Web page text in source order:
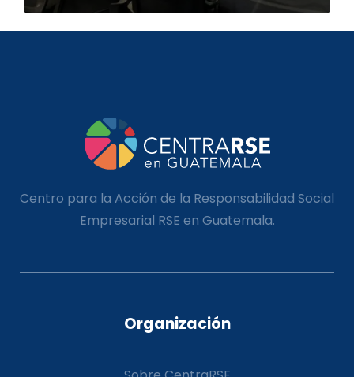
Centro para la Acción de la Responsabilidad Social
Empresarial RSE en Guatemala.
Organización